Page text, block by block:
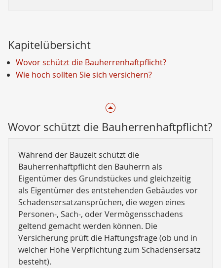
Kapitelübersicht
Wovor schützt die Bauherrenhaftpflicht?
Wie hoch sollten Sie sich versichern?
Wovor schützt die Bauherrenhaftpflicht?
Während der Bauzeit schützt die
Bauherrenhaftpflicht den Bauherrn als
Eigentümer des Grundstückes und gleichzeitig
als Eigentümer des entstehenden Gebäudes vor
Schadensersatzansprüchen, die wegen eines
Personen-, Sach-, oder Vermögensschadens
geltend gemacht werden können. Die
Versicherung prüft die Haftungsfrage (ob und in
welcher Höhe Verpflichtung zum Schadensersatz
besteht).